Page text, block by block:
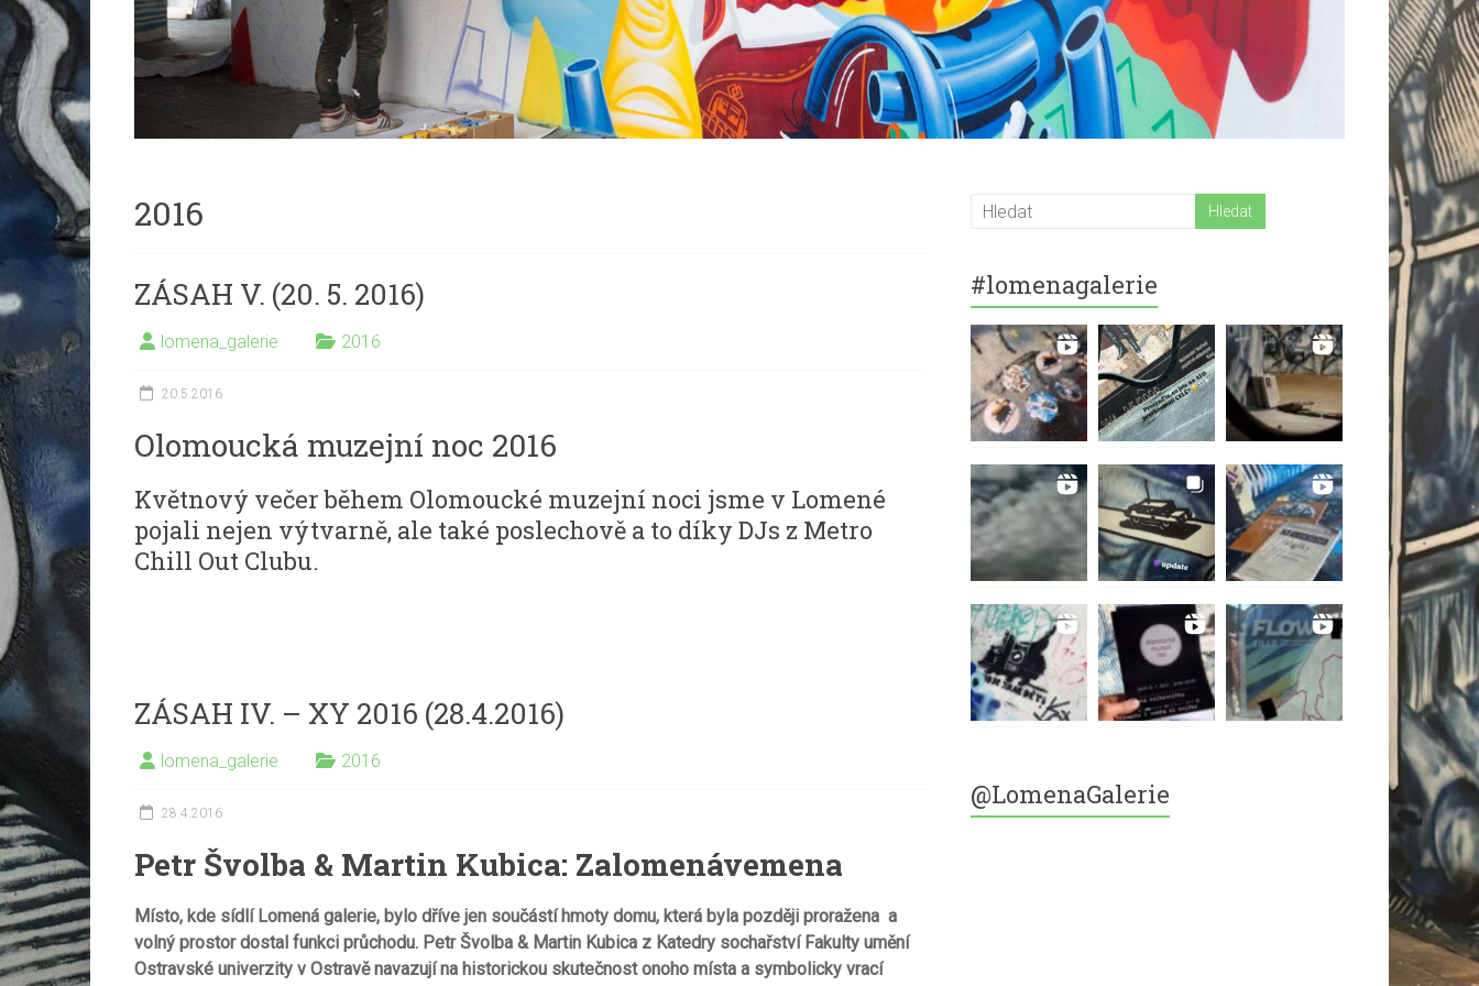
2016
ZÁSAH V. (20. 5. 2016)
lomena_galerie 2016
20.5.2016
Olomoucká muzejní noc 2016
Květnový večer během Olomoucké muzejní noci jsme v Lomené
pojali nejen výtvarně, ale také poslechově a to díky DJs z Metro
Chill Out Clubu.
ZÁSAH IV. – XY 2016 (28.4.2016)
lomena_galerie 2016
28.4.2016
Petr Švolba & Martin Kubica: Zalomenávemena
Místo, kde sídlí Lomená galerie, bylo dříve jen součástíhmoty domu, která byla později proražena a
volný prostor dostal funkci průchodu. Petr Švolba & Martin Kubica z Katedry sochařstvíFakulty umění
Ostravské univerzity v Ostravěnavazujína historickou skutečnost onoho místa a symbolicky vrací
#lomenagalerie
@LomenaGalerie